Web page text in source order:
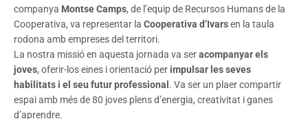
companya Montse Camps, de l’equip de Recursos Humans de la
Cooperativa, va representar la Cooperativa d’Ivarsen la taula
rodona amb empreses del territori.
La nostra missió en aquesta jornada va seracompanyar els
joves, oferir-los eines i orientació per impulsar les seves
habilitats i el seu futur professional . Va ser un plaer compartir
espai amb més de 80 joves plens d’energia, creativitat i ganes
d’aprendre.